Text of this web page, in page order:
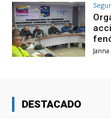
DESTACADO